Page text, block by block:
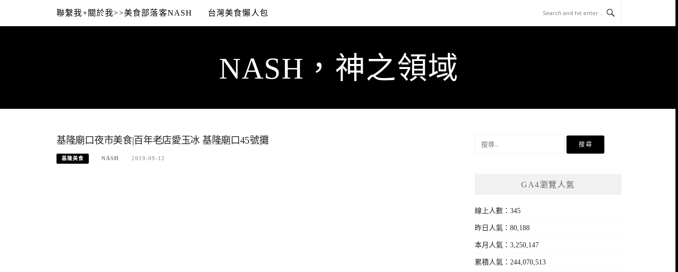
content
聯繫我+關於我>>美食部落客NASH 台灣美食懶人包
NASH，神之領域
基隆廟口夜市美食|百年老店愛玉冰 基隆廟口45號攤
基隆美食 NASH 2019-09-12
GA4瀏覽人氣
線上人數：345
昨日人氣：80,188
本月人氣：3,250,147
累積人氣：244,070,513